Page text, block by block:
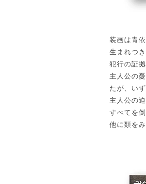
装画は青依
生まれつ
犯行の証
主人公の
たが、い
主人公の
すべてを
他に類を